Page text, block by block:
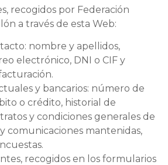
recogidos por Federación
a través de esta Web:
nombre y apellidos,
electrónico, DNI o CIF y
y bancarios: número de
o crédito, historial de
y condiciones generales de
comunicaciones mantenidas,
recogidos en los formularios